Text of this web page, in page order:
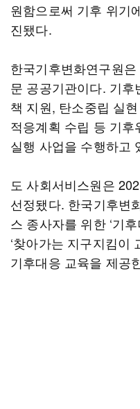
원함으로써 기후 위기
진됐다.
한국기후변화연구원
문 공공기관이다. 기후
책 지원, 탄소중립 실
적응계획 수립 등 기
실행 사업을 수행하고
도 사회서비스원은
선정됐다. 한국기후변
스 종사자를 위한 ‘기
‘찾아가는 지구지킴이
기후대응 교육을 제공